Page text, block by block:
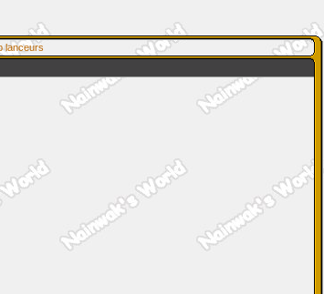
lanceurs